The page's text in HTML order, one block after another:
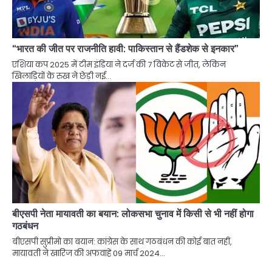
“भारत की जीत पर राजनीति हावी: पाकिस्तान से हैंडशेक से इनकार”
एशिया कप 2025 में टीम इंडिया ने दर्ज की 7 विकेट से जीत, लेकिन
खिलाड़ियों के रुख ने छेड़ी नई…
बीएसपी नेता मायावती का बयान: लोकसभा चुनाव में किसी से भी नहीं होगा
गठबंधन
बीएसपी सुप्रीमो का बयान: कांग्रेस के साथ गठबंधन की कोई बात नहीं,
मायावती ने खारिज की अफवाहें 09 मार्च 2024…